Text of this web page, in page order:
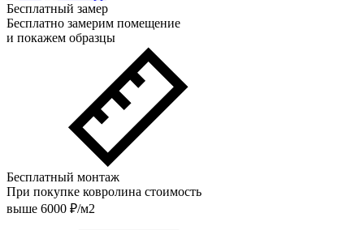
Бесплатный замер
Бесплатно замерим помещение
и покажем образцы
Бесплатный монтаж
При покупке ковролина стоимость
выше 6000 ₽/м2